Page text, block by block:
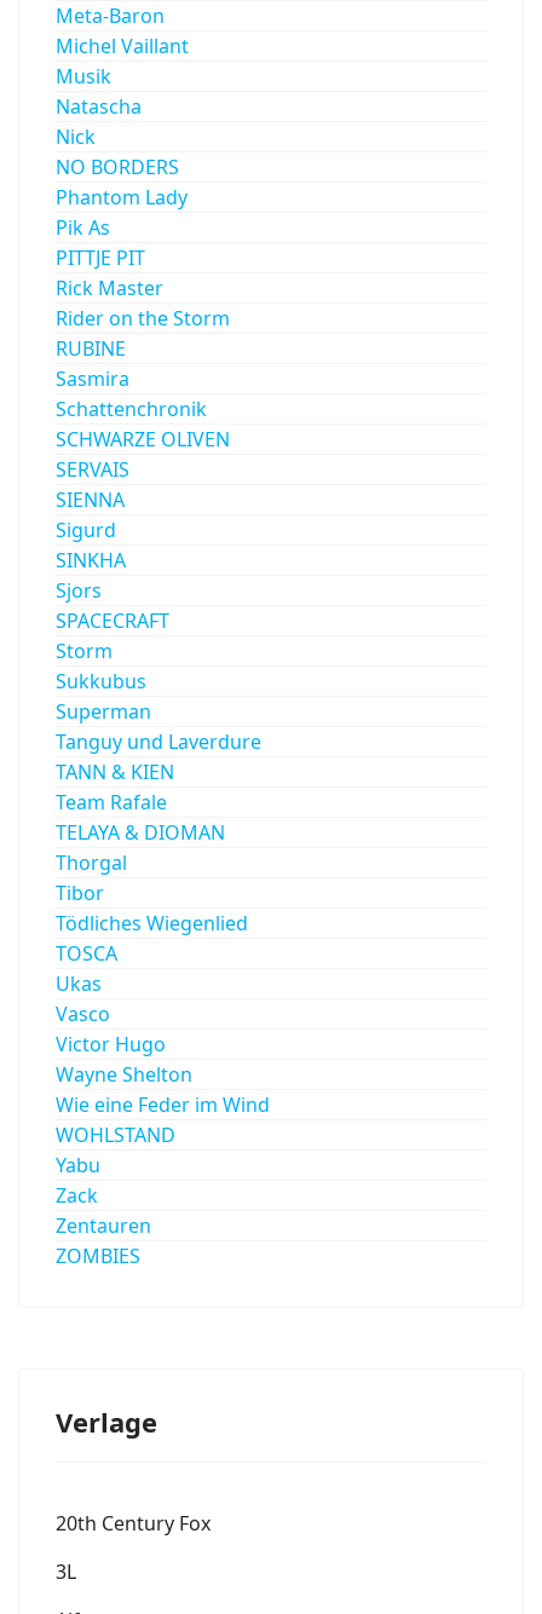
Meta-Baron
Michel Vaillant
Musik
Natascha
Nick
NO BORDERS
Phantom Lady
Pik As
PITTJE PIT
Rick Master
Rider on the Storm
RUBINE
Sasmira
Schattenchronik
SCHWARZE OLIVEN
SERVAIS
SIENNA
Sigurd
SINKHA
Sjors
SPACECRAFT
Storm
Sukkubus
Superman
Tanguy und Laverdure
TANN & KIEN
Team Rafale
TELAYA & DIOMAN
Thorgal
Tibor
Tödliches Wiegenlied
TOSCA
Ukas
Vasco
Victor Hugo
Wayne Shelton
Wie eine Feder im Wind
WOHLSTAND
Yabu
Zack
Zentauren
ZOMBIES
Verlage
20th Century Fox
3L